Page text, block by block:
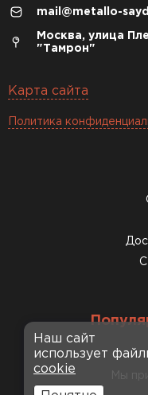
mail@metallo-
Москва, улица
"Тамрон"
Карта сайта
Политика
Мы
Наш сайт
использует
cookie